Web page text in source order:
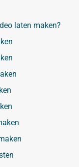
laten maken?